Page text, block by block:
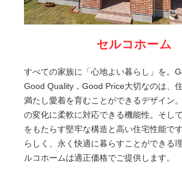
セルコホーム
すべての家族に「心地よい暮らし」を。
Good Quality，Good Price大切なのは、
満たし愛着を育むことができるデザイン
の変化に柔軟に対応できる機能性。そし
をもたらす堅牢な構造と高い住宅性能で
らしく、永く快適に暮らすことができる
ルコホームは適正価格でご提供します。